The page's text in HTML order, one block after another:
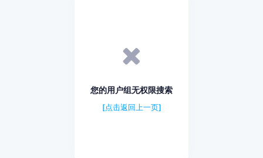
您的用户组无权限搜索
[点击返回上一页]